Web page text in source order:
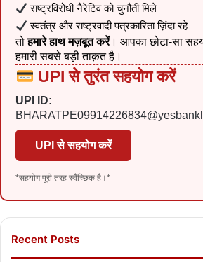
राष्ट्रविरोधी नैरेटिव को चुनौती मिले
स्वतंत्र और राष्ट्रवादी पत्रकारिता ज़िंदा रहे
तोहमारे हाथ मज़बूत करें। आपका छोटा-सा
हमारी सबसे बड़ी ताक़त है।
UPI से तुरंत सहयोग करें
UPI ID:
UPI से सहयोग करें
*सहयोग पूरी तरह स्वैच्छिक है।*
Recent Posts